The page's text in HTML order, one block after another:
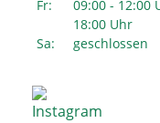
Fr:
09:00 - 12:00
18:00 Uhr
Sa:
geschlossen